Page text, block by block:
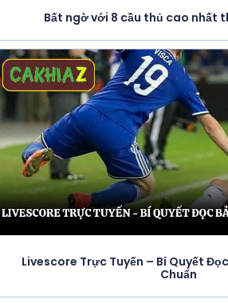
Bất ngờ với 8 cầu thủ cao nhất
Livescore Trực Tuyến – Bí Quyết
Chuẩn